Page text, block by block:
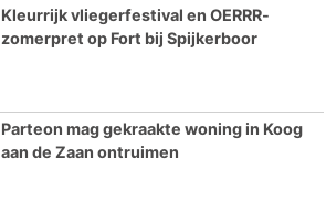
Kleurrijk vliegerfestival en OERRR-
zomerpret op Fort bij Spijkerboor
Parteon mag gekraakte woning in Koog
aan de Zaan ontruimen